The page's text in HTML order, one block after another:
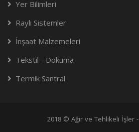
Yer Bilimleri
Raylı Sistemler
İnşaat Malzemeleri
Tekstil - Dokuma
Termik Santral
2018 © Ağır ve Tehlikeli İşler -